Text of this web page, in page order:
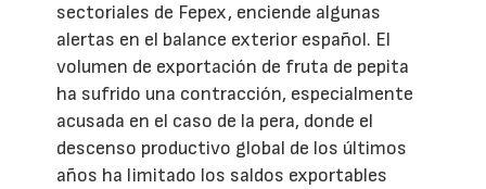
sectoriales de Fepex, enciende algunas
alertas en el balance exterior español. El
volumen de exportación de fruta de pepita
ha sufrido una contracción, especialmente
acusada en el caso de la pera, donde el
descenso productivo global de los últimos
años ha limitado los saldos exportables